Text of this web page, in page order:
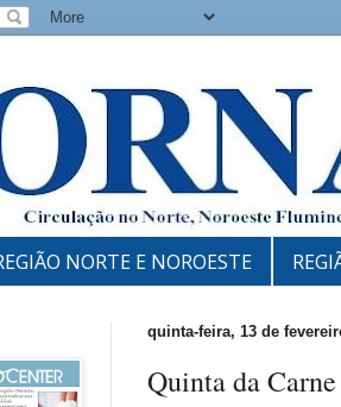
NORTE E NOROESTE
quinta-feira, 13 de
Quinta da